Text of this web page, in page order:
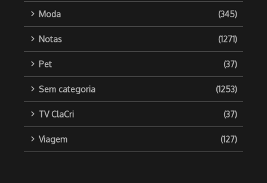
Moda (345)
Notas (1271)
Pet (37)
Sem categoria (1253)
TV ClaCri (37)
Viagem (127)